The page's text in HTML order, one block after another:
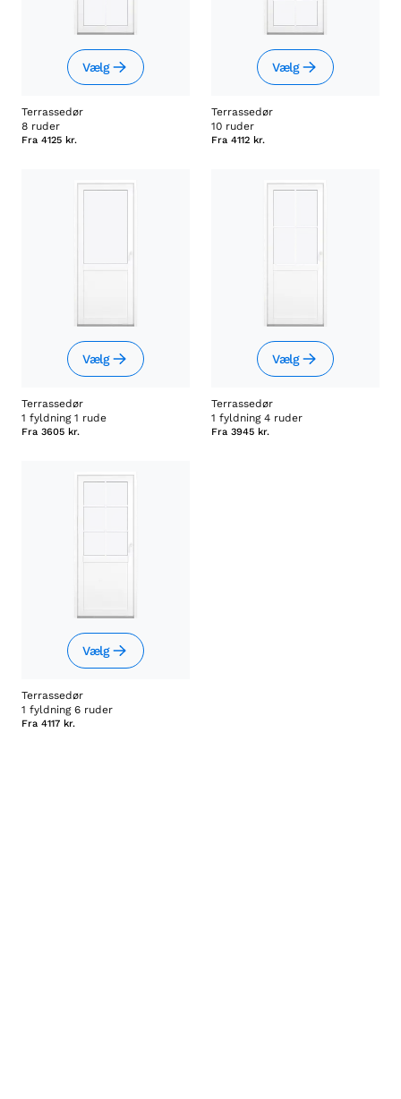
Vælg
Terrassedør
8 ruder
Fra 4125 kr.
Vælg
Terrassedør
10 ruder
Fra 4112 kr.
Vælg
Terrassedør
1 fyldning 1 rude
Fra 3605 kr.
Vælg
Terrassedør
1 fyldning 4 ruder
Fra 3945 kr.
Vælg
Terrassedør
1 fyldning 6 ruder
Fra 4117 kr.